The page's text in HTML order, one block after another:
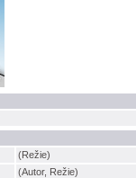
(Režie)
(Autor, Režie)